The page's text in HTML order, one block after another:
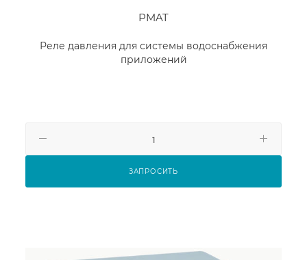
PMAT
Реле давления для системы водоснабжения
приложений
ЗАПРОСИТЬ